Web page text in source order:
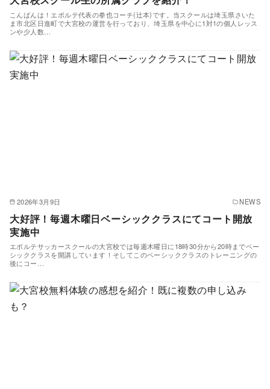
こんばんは！エボルテ代表の拳也コーチ(辻本)です。当スクールは埼玉県さいた
ま市北区日進町で大宮校の運営を行っており、埼玉県を中心に1対1の個人レッス
ンや少人数…
2026年3月9日 NEWS
大好評！毎週木曜日ベーシッククラスにてコート開放
実施中
エボルテサッカースクールの大宮校では毎週木曜日に18時30分から20時までベー
シッククラスを開講しています！そしてこのベーシッククラスのトレーニングの
後にコー…